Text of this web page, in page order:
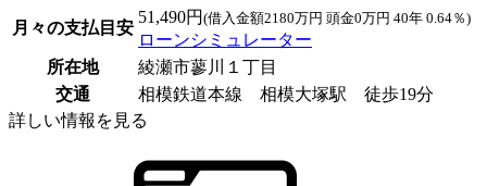
月々の支払目安
51,490円 (借入金額2180万円 頭金0万円 40年 0.64％)
ローンシミュレーター
所在地
綾瀬市蓼川１丁目
交通
相模鉄道本線 相模大塚駅 徒歩19分
詳しい情報を見る